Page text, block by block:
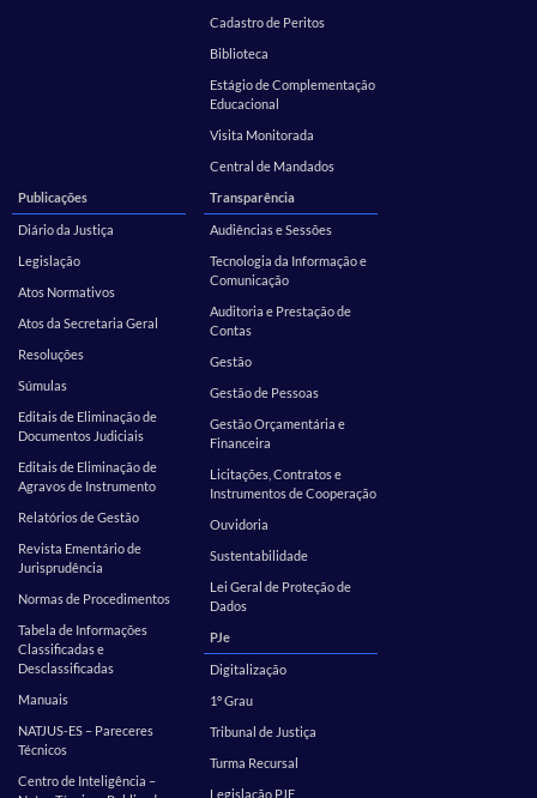
Cadastro de Peritos
Biblioteca
Estágio de Complementação
Educacional
Visita Monitorada
Central de Mandados
Publicações
Diário da Justiça
Legislação
Atos Normativos
Atos da Secretaria Geral
Resoluções
Súmulas
Editais de Eliminação de
Documentos Judiciais
Editais de Eliminação de
Agravos de Instrumento
Relatórios de Gestão
Revista Ementário de
Jurisprudência
Normas de Procedimentos
Tabela de Informações
Classificadas e
Desclassificadas
Manuais
NATJUS-ES – Pareceres
Técnicos
Centro de Inteligência –
Transparência
Audiências e Sessões
Tecnologia da Informação e
Comunicação
Auditoria e Prestação de
Contas
Gestão
Gestão de Pessoas
Gestão Orçamentária e
Financeira
Licitações, Contratos e
Instrumentos de Cooperação
Ouvidoria
Sustentabilidade
Lei Geral de Proteção de
Dados
PJe
Digitalização
1º Grau
Tribunal de Justiça
Turma Recursal
Legislação PJE